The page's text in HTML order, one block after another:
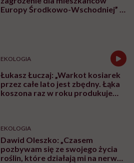
Europy Środkowo-Wschodniej” –
EKOLOGIA
Łukasz Łuczaj: „Warkot kosiarek
przez całe lato jest zbędny. Łąka
koszona raz w roku produkuje
EKOLOGIA
Dawid Oleszko: „Czasem
pozbywam się ze swojego życia
roślin, które działają mi na nerwy.